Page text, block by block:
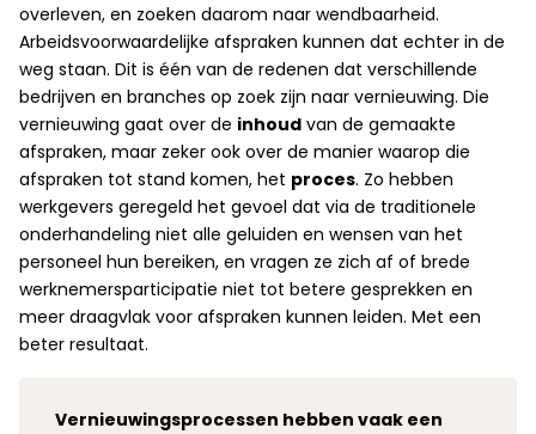
overleven, en zoeken daarom naar wendbaarheid.
Arbeidsvoorwaardelijke afspraken kunnen dat echter in de
weg staan. Dit is één van de redenen dat verschillende
bedrijven en branches op zoek zijn naar vernieuwing. Die
vernieuwing gaat over de inhoud van de gemaakte
afspraken, maar zeker ook over de manier waarop die
afspraken tot stand komen, het proces. Zo hebben
werkgevers geregeld het gevoel dat via de traditionele
onderhandeling niet alle geluiden en wensen van het
personeel hun bereiken, en vragen ze zich af of brede
werknemersparticipatie niet tot betere gesprekken en
meer draagvlak voor afspraken kunnen leiden. Met een
beter resultaat.
Vernieuwingsprocessen hebben vaak een